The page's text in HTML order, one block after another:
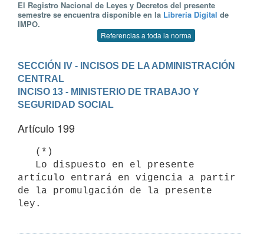
El Registro Nacional de Leyes y Decretos del presente
semestre se encuentra disponible en la Librería Digital de
IMPO.
Referencias a toda la norma
SECCIÓN IV - INCISOS DE LA ADMINISTRACIÓN
CENTRAL
INCISO 13 - MINISTERIO DE TRABAJO Y
SEGURIDAD SOCIAL
Artículo 199
artículo entrará en vigencia a partir
de la promulgación de la presente
ley.